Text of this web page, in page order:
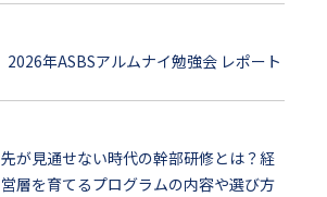
2026年ASBSアルムナイ勉強会 レポート
先が見通せない時代の幹部研修とは？経
営層を育てるプログラムの内容や選び方